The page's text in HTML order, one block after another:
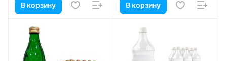
В корзину В корзину